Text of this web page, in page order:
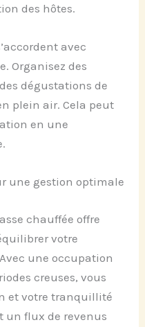
des hôtes.
avec
Organisez des
dégustations de
plein air. Cela peut
en une
une gestion optimale
chauffée offre
votre
une occupation
creuses, vous
et votre tranquillité
un flux de revenus